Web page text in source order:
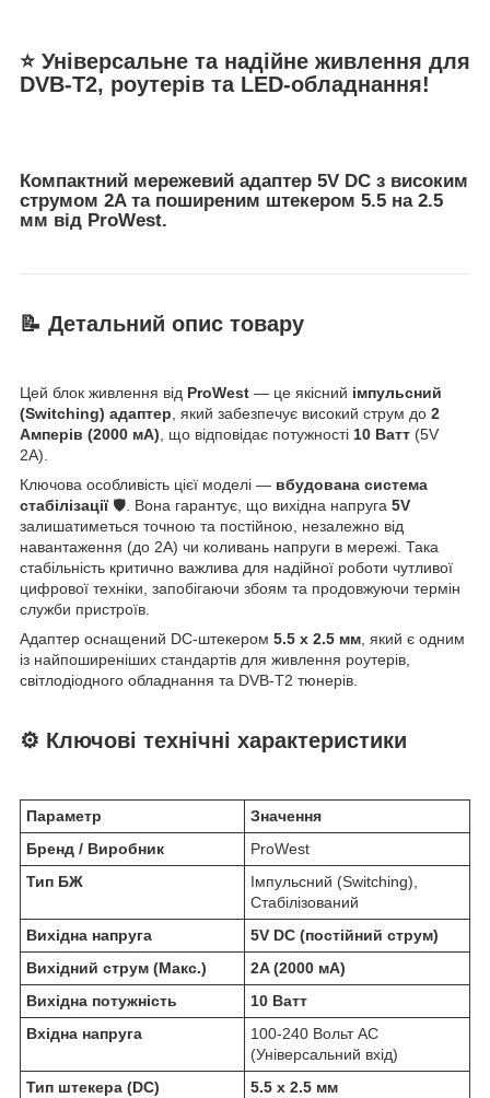
⭐ Універсальне та надійне живлення для
DVB-T2, роутерів та LED-обладнання!
Компактний мережевий адаптер 5V DC з високим
струмом 2A та поширеним штекером 5.5 на 2.5
мм від ProWest.
📝 Детальний опис товару
Цей блок живлення від ProWest — це якісний імпульсний
(Switching) адаптер , який забезпечує високий струм до 2
Амперів (2000 мА) , що відповідає потужності 10 Ватт (5V
2A).
Ключова особливість цієї моделі — вбудована система
стабілізації🛡️. Вона гарантує, що вихідна напруга 5V
залишатиметься точною та постійною, незалежно від
навантаження (до 2A) чи коливань напруги в мережі. Така
стабільність критично важлива для надійної роботи чутливої
цифрової техніки, запобігаючи збоям та продовжуючи термін
служби пристроїв.
Адаптер оснащений DC-штекером 5.5 x 2.5 мм , який є одним
із найпоширеніших стандартів для живлення роутерів,
світлодіодного обладнання та DVB-T2 тюнерів.
⚙️ Ключові технічні характеристики
Параметр
Значення
Бренд / Виробник
ProWest
Тип БЖ
Імпульсний (Switching),
Стабілізований
Вихідна напруга
5V DC (постійний струм)
Вихідний струм (Макс.)
2A (2000 мА)
Вихідна потужність
10 Ватт
Вхідна напруга
100-240 Вольт AC
(Універсальний вхід)
Тип штекера (DC)
5.5 x 2.5 мм